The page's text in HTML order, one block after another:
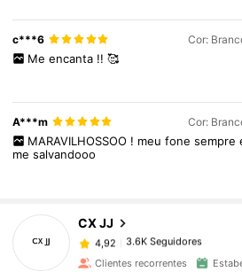
c***6 Cor:
Me encanta !! 🥰
A***m Cor:
MARAVILHOSSOO ! meu fone sempre
mesalvandooo
CX JJ
4,92 3.6K Seguidores
Clientes recorrentes